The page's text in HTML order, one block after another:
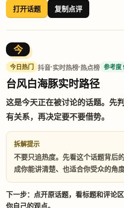
打开话题 复制点评
今
今日热门 抖音·实时热榜·热点榜 参考度
台风白海豚实时路径
这是今天正在被讨论的话题。先
有关系，再决定要不要借势。
拆解提示
不要只追热度。先看这个话题背后
成你能讲清楚、也适合你受众的角度
下一步：点开原话题，看标题和评论
你自己的观点。